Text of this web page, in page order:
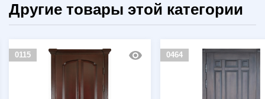
Другие товары этой категории
0115 0464